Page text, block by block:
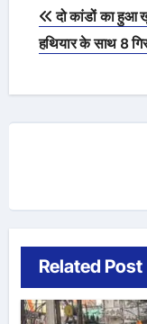
Post
दो कांडों का हुआ
हथियार के साथ 8
Related Post